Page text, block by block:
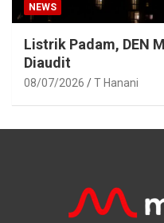
NEWS
Listrik Padam, DEN
Diaudit
08/07/2026 T Hanani